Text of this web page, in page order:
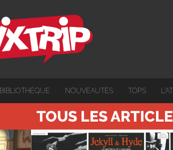
BIBLIOTHÈQUE NOUVEAUTÉS TOPS
TOUS LES